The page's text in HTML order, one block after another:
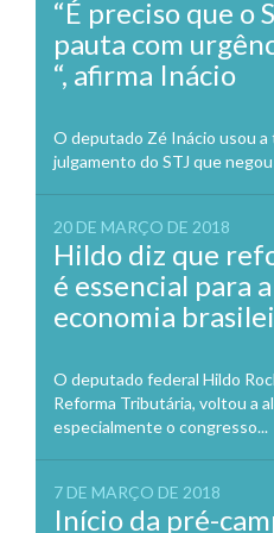
“É preciso que o
pauta com
“, afirma Inácio
O deputado Zé Inácio usou
julgamento do STJ que
20 DE MARÇO DE 2018
Hildo diz que
é essencial para
economia
O deputado federal Hildo
Reforma Tributária, voltou a
especialmente o congresso...
7 DE MARÇO DE 2018
Início da pré-